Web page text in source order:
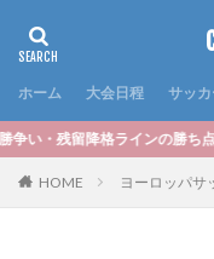
ホーム 大会日程 サッ
ち点予想はこちら！
HOME ヨーロッパサ